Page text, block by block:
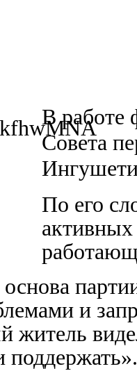
В работе
Совета
По его
и
житель
поддержать».